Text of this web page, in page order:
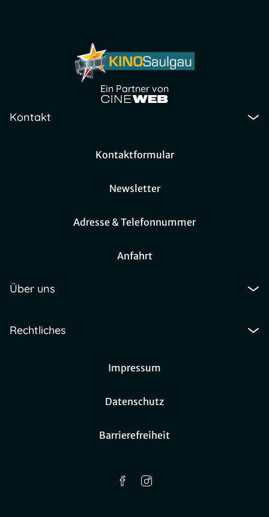
Ein Partner von
Kontakt
Kontaktformular
Newsletter
Adresse & Telefonnummer
Anfahrt
Über uns
Rechtliches
Impressum
Datenschutz
Barrierefreiheit